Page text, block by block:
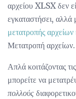
αρχείου XLSX δεν
εγκαταστήσει,
μετατροπής
Μετατροπή αρχείων.
Απλά κοιτάζοντας
μπορείτε να
πολλούς